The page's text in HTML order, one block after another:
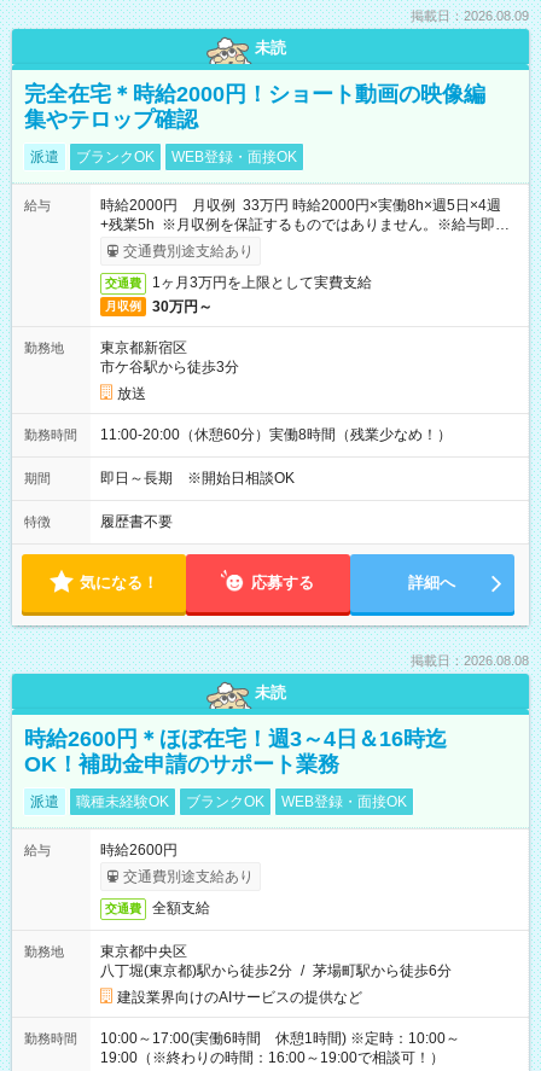
掲載日：2026.08.09
未読
完全在宅＊時給2000円！ショート動画の映像編
集やテロップ確認
派遣 ブランクOK WEB登録・面接OK
給与
時給2000円 月収例 33万円 時給2000円×実働8h×週5日×4週
+残業5h ※月収例を保証するものではありません。※給与即受
取りサービス利用可（利用条件有）
交通費別途支給あり
交通費 1ヶ月3万円を上限として実費支給
月収例 30万円～
勤務地
東京都新宿区
市ケ谷駅から徒歩3分
放送
勤務時間 11:00-20:00（休憩60分）実働8時間（残業少なめ！）
期間 即日～長期 ※開始日相談OK
特徴 履歴書不要
気になる！ 応募する 詳細へ
掲載日：2026.08.08
未読
時給2600円＊ほぼ在宅！週3～4日＆16時迄
OK！補助金申請のサポート業務
派遣 職種未経験OK ブランクOK WEB登録・面接OK
給与
時給2600円
交通費別途支給あり
交通費 全額支給
勤務地
東京都中央区
八丁堀(東京都)駅から徒歩2分 / 茅場町駅から徒歩6分
建設業界向けのAIサービスの提供など
勤務時間
10:00～17:00(実働6時間 休憩1時間) ※定時：10:00～
19:00（※終わりの時間：16:00～19:00で相談可！）